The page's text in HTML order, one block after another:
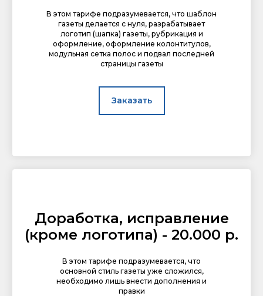
В этом тарифе подразумевается, что шаблон
газеты делается с нуля, разрабатывает
логотип (шапка) газеты, рубрикация и
оформление, оформление колонтитулов,
модульная сетка полос и подвал последней
страницы газеты
Заказать
Доработка, исправление
(кроме логотипа) - 20.000 р.
В этом тарифе подразумевается, что
основной стиль газеты уже сложился,
необходимо лишь внести дополнения и
правки